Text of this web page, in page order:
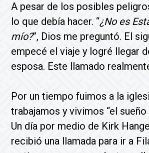
A pesar de los posibles
lo que debía hacer. “¿No es
mío?”, Dios me preguntó. El
empecé el viaje y logré llegar
esposa. Este llamado
Por un tiempo fuimos a la
trabajamos y vivimos “el sueño
Un día por medio de Kirk
recibió una llamada para ir a